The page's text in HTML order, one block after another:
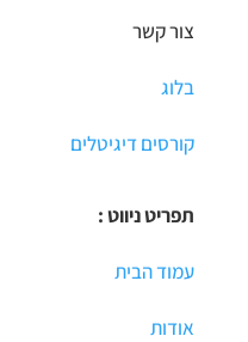
צור קשר
בלוג
קורסים דיגיטלים
תפריט ניווט :
עמוד הבית
אודות